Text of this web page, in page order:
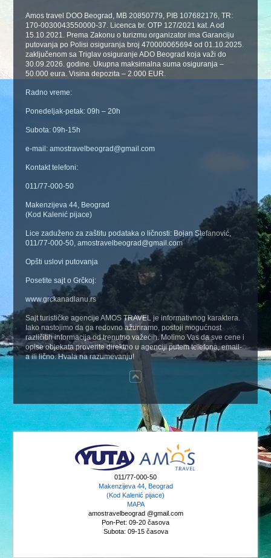
Amos travel DOO Beograd, MB 20850779, PIB 107682176, TR:
170-0030043550000-37. Licenca br. OTP 127/2021 kat. A od
15.10.2021. Prema Zakonu o turizmu organizator ima Garanciju
putovanja po Polisi osiguranja broj 470000065694 od 01.10.2025.
zaključenom sa Triglav osiguranje ADO Beograd koja važi do
30.09.2026. godine. Ukupna maksimalna suma osiguranja –
50.000 eura. Visina depozita – 2.000 EUR.
Radno vreme:
Ponedeljak-petak: 09h – 20h
Subota: 09h-15h
e-mail: amostravelbeograd@gmail.com
Kontakt telefoni:
011/77-000-50
Makenzijeva 44, Beograd
(Kod Kalenić pijace)
Lice zaduženo za zaštitu podataka o ličnosti: Bojan Stefanović,
011/77-000-50, amostravelbeograd@gmail.com
Opšti uslovi putovanja
Posetite sajt o Grčkoj:
www.grckanadlanu.rs
Sajt turističke agencije AMOS TRAVEL je informativnog karaktera.
Iako nastojimo da ga redovno ažuriramo, postoji mogućnost
različitih informacija od trenutno važećih. Molimo Vas da sve cene i
opise objekata proverite direktno u agenciji putem telefona, email-
a ili lično. Hvala na razumevanju!
011/77-000-50
Makenzijeva 44, Beograd
(Kod Kalenić pijace)
MAPA
amostravelbeograd @gmail.com
Pon-Pet: 09-20 časova
Subota: 09-15 časova